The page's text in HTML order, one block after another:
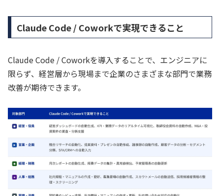
Claude Code / Coworkで実現できること
Claude Code / Coworkを導入することで、エンジニアに
限らず、経営層から現場まで企業のさまざまな部門で業務
改善が期待できます。